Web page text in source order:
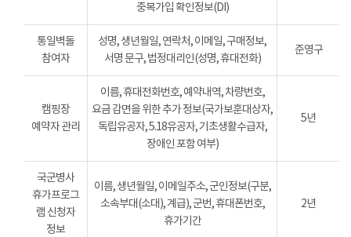
중복가입 확인정보(DI)
통일벽돌
참여자
성명, 생년월일, 연락처, 이메일, 구매정보,
서명 문구, 법정대리인(성명, 휴대전화)
준영구
캠핑장
예약자 관리
이름, 휴대전화번호, 예약내역, 차량번호,
요금 감면을 위한 추가 정보(국가보훈대상자,
독립유공자, 5.18유공자, 기초생활수급자,
장애인 포함 여부)
5년
국군병사
휴가프로그
램 신청자
정보
이름, 생년월일, 이메일주소, 군인정보(구분,
소속부대(소대), 계급), 군번, 휴대폰번호,
휴가기간
2년